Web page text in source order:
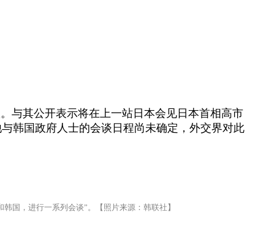
与其公开表示将在上一站日本会见日本首相高市
韩国政府人士的会谈日程尚未确定，外交界对此
国，进行一系列会谈”。【照片来源：韩联社】